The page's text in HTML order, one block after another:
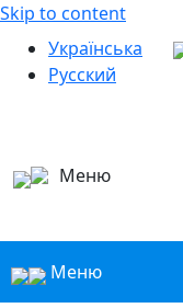
Skip to content
Українська
Русский
Меню
Меню